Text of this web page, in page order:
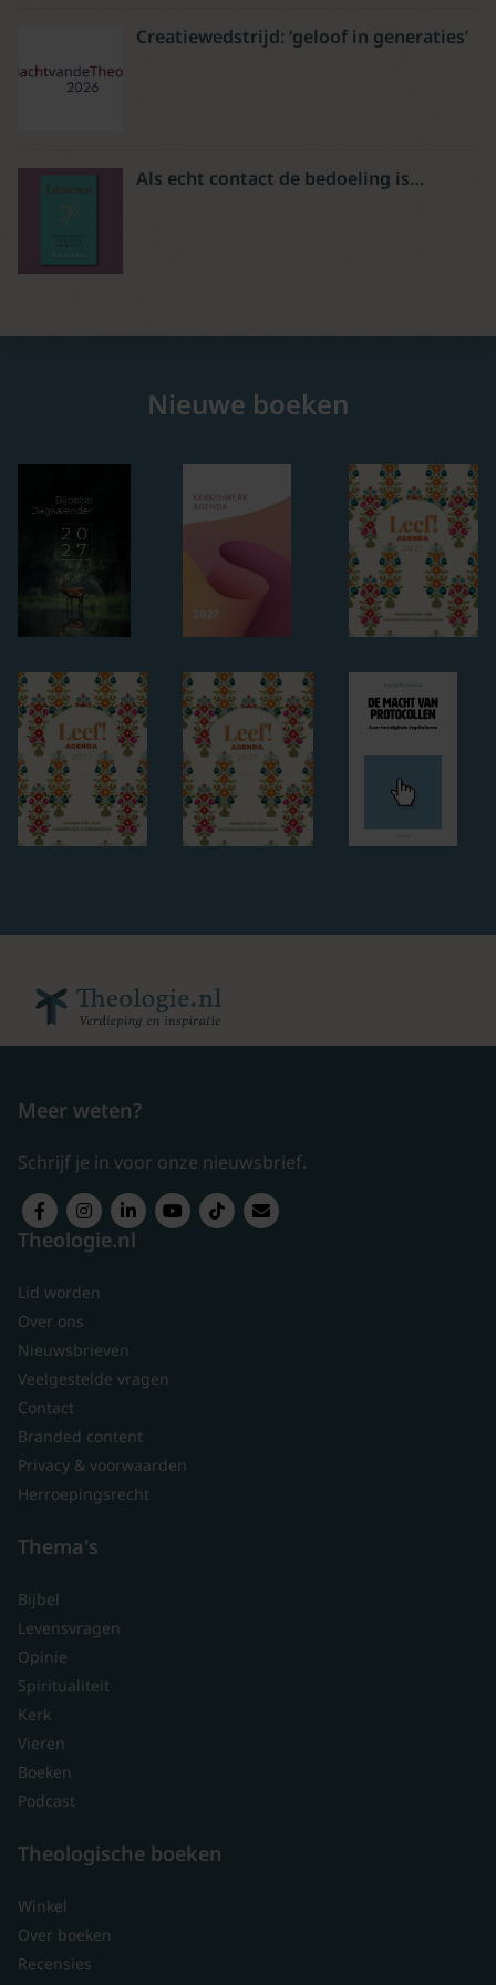
Creatiewedstrijd: ‘geloof in generaties’
Als echt contact de bedoeling is…
Nieuwe boeken
Meer weten?
Schrijf je in voor onze nieuwsbrief.
Theologie.nl
Lid worden
Over ons
Nieuwsbrieven
Veelgestelde vragen
Contact
Branded content
Privacy & voorwaarden
Herroepingsrecht
Thema's
Bijbel
Levensvragen
Opinie
Spiritualiteit
Kerk
Vieren
Boeken
Podcast
Theologische boeken
Winkel
Over boeken
Recensies